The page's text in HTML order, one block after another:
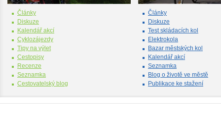
Články
Diskuze
Kalendář akcí
Cyklozájezdy
Tipy na výlet
Cestopisy
Recenze
Seznamka
Cestovatelský blog
Články
Diskuze
Test skládacích kol
Elektrokola
Bazar městských kol
Kalendář akcí
Seznamka
Blog o životě ve městě
Publikace ke stažení